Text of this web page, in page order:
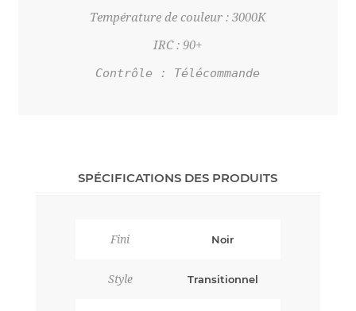
Température de couleur : 3000K
IRC : 90+
Contrôle : Télécommande
SPÉCIFICATIONS DES PRODUITS
Fini Noir
Style Transitionnel